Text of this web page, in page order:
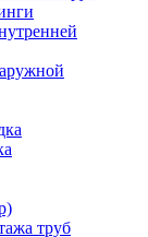
труб